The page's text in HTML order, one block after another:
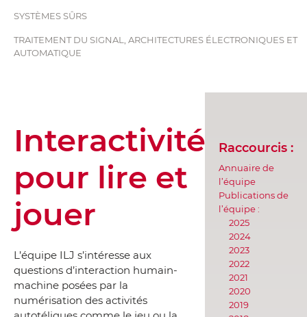
SYSTÈMES SÛRS
TRAITEMENT DU SIGNAL, ARCHITECTURES ÉLECTRONIQUES ET
AUTOMATIQUE
Interactivité
pour lire et
jouer
L’équipe ILJ s’intéresse aux
questions d’interaction humain-
machine posées par la
numérisation des activités
Raccourcis :
Annuaire de
l’équipe
Publications de
l’équipe :
2025
2024
2023
2022
2021
2020
2019